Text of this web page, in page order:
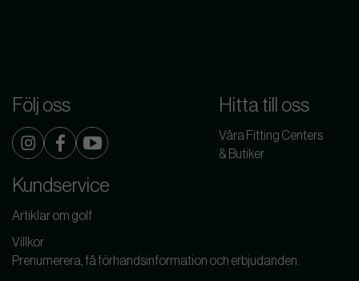
Följ oss Hitta till oss
Våra Fitting Centers
& Butiker
Kundservice
Artiklar om golf
Villkor
Prenumerera, få förhandsinformation och erbjudanden.